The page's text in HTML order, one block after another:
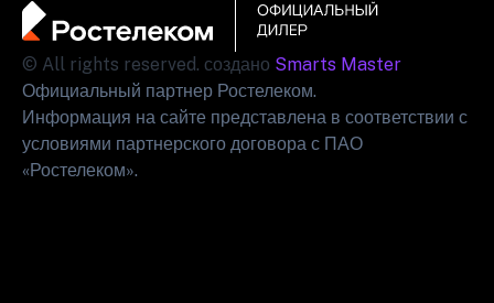
© All rights reserved. создано Smarts Master
Официальный партнер Ростелеком.
Информация на сайте представлена в соответствии с
условиями партнерского договора с ПАО
«Ростелеком».